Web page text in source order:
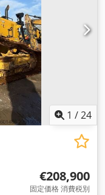
1 /24
€208,900
固定価格 消費税別